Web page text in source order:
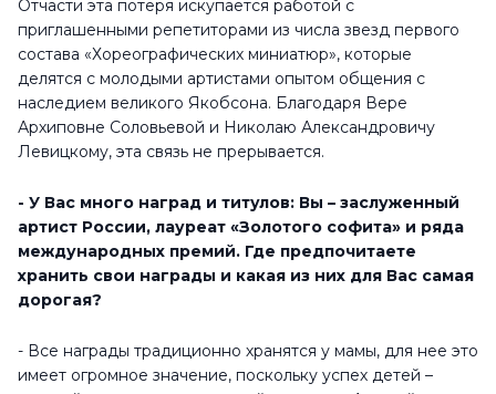
Отчасти эта потеря искупается работой с
приглашенными репетиторами из числа звезд первого
состава «Хореографических миниатюр», которые
делятся с молодыми артистами опытом общения с
наследием великого Якобсона. Благодаря Вере
Архиповне Соловьевой и Николаю Александровичу
Левицкому, эта связь не прерывается.
- У Вас много наград и титулов: Вы – заслуженный
артист России, лауреат «Золотого софита» и ряда
международных премий. Где предпочитаете
хранить свои награды и какая из них для Вас самая
дорогая?
- Все награды традиционно хранятся у мамы, для нее это
имеет огромное значение, поскольку успех детей –